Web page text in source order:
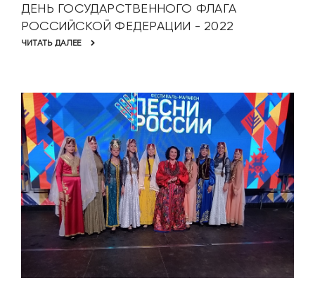
ДЕНЬ ГОСУДАРСТВЕННОГО ФЛАГА
РОССИЙСКОЙ ФЕДЕРАЦИИ - 2022
ЧИТАТЬ ДАЛЕЕ